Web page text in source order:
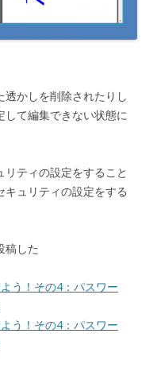
かしを削除されたりし
て編集できない状態に
リティの設定をすること
ュリティの設定をする
稿した
う！その4：パスワー
う！その4：パスワー